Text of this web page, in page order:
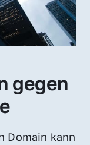
gegen
Domain kann